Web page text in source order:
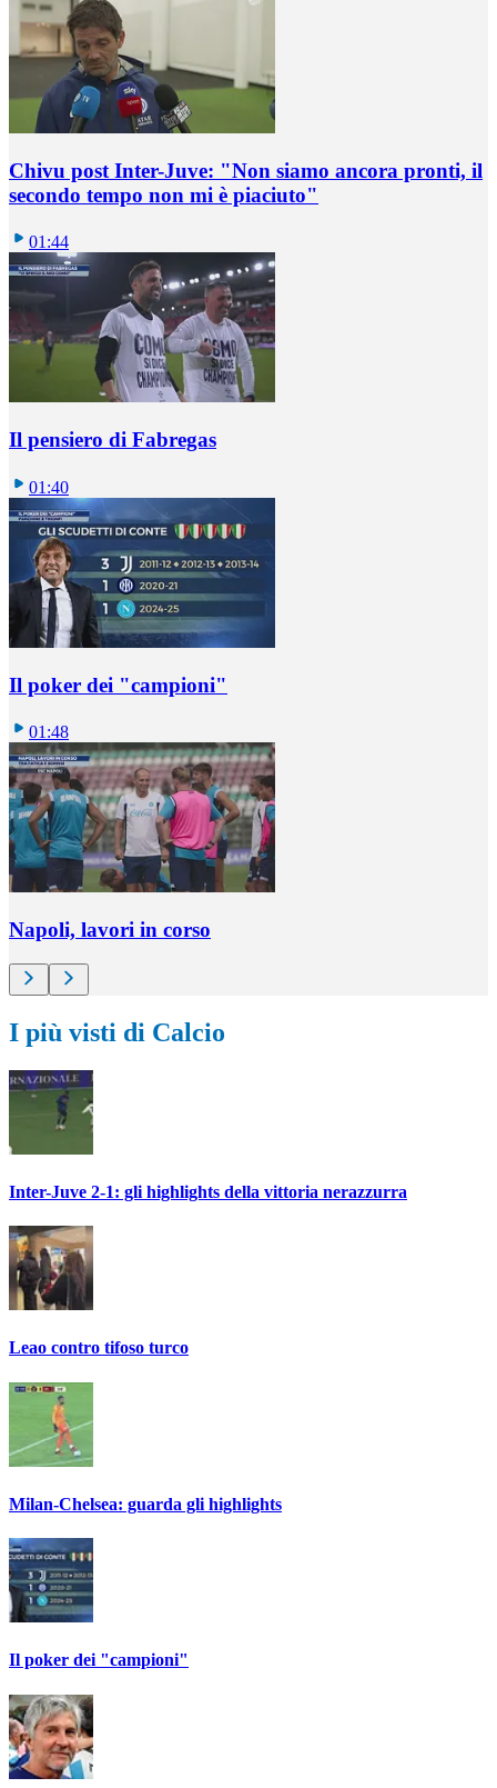
Chivu post Inter-Juve: "Non siamo ancora pronti, il
secondo tempo non mi è piaciuto"
01:44
Il pensiero di Fabregas
01:40
Il poker dei "campioni"
01:48
Napoli, lavori in corso
I più visti di Calcio
Inter-Juve 2-1: gli highlights della vittoria nerazzurra
Leao contro tifoso turco
Milan-Chelsea: guarda gli highlights
Il poker dei "campioni"